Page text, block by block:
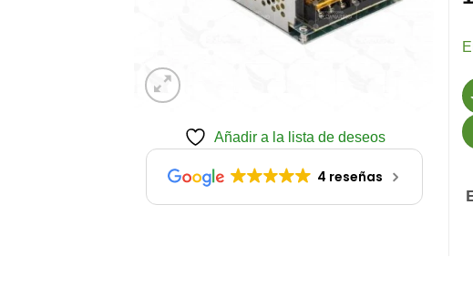
Añadir a la lista de deseos
4 reseñas